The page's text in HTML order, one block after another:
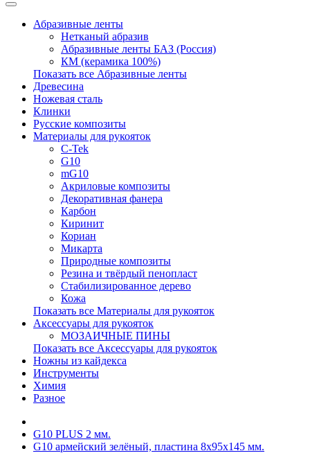
Абразивные ленты
Нетканый абразив
Абразивные ленты БАЗ (Россия)
КМ (керамика 100%)
Показать все Абразивные ленты
Древесина
Ножевая сталь
Клинки
Русские композиты
Материалы для рукояток
C-Tek
G10
mG10
Акриловые композиты
Декоративная фанера
Карбон
Киринит
Кориан
Микарта
Природные композиты
Резина и твёрдый пенопласт
Стабилизированное дерево
Кожа
Показать все Материалы для рукояток
Аксессуары для рукояток
МОЗАИЧНЫЕ ПИНЫ
Показать все Аксессуары для рукояток
Ножны из кайдекса
Инструменты
Химия
Разное
G10 PLUS 2 мм.
G10 армейский зелёный, пластина 8x95x145 мм.